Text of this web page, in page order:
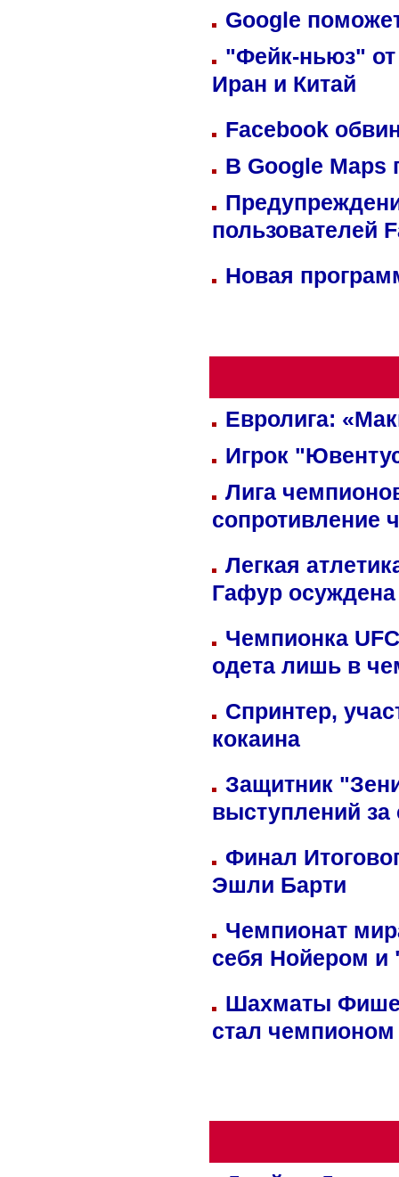
Google
"Фейк-ньюз" от
Иран и Китай
Facebook
В Google Maps
пользователей
Новая
Евролига:
Игрок
Лига
сопротивление
Легкая
Гафур осуждена
Чемпионка
одета лишь в
Спринтер,
кокаина
Защитник
выступлений
Финал
Эшли Барти
Чемпионат
себя Нойером и
Шахматы
стал